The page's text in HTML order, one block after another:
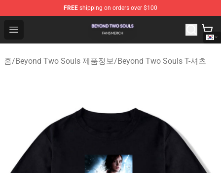
FREE shipping on orders over $100
Open menu
Beyond Two Souls Shop - Official Beyond Two Souls
홈/Beyond Two Souls 제품정보/Beyond Two Souls T-셔츠